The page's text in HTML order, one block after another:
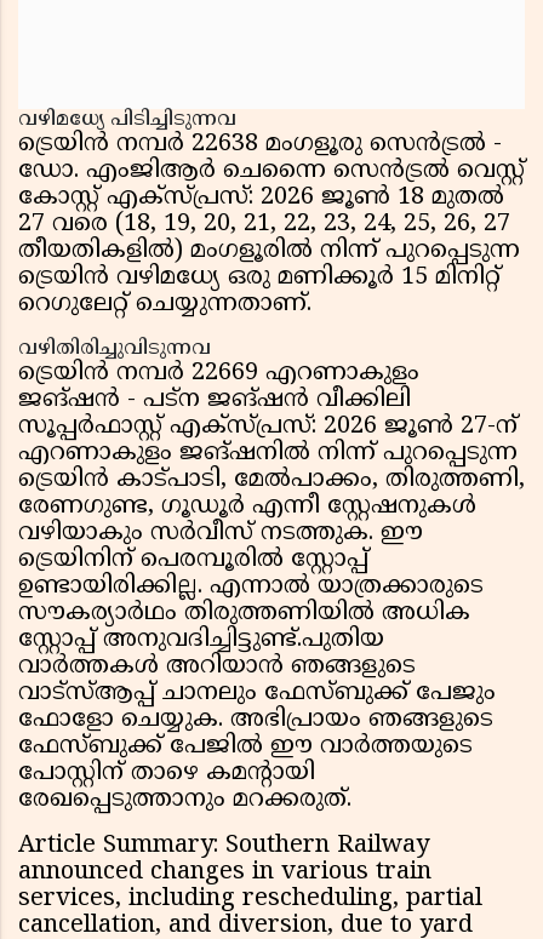
വഴിമധ്യേ പിടിച്ചിടുന്നവ
ട്രെയിൻ നമ്പർ 22638 മംഗളൂരു സെൻട്രൽ -
ഡോ. എംജിആർ ചെന്നൈ സെൻട്രൽ വെസ്റ്റ്
കോസ്റ്റ് എക്സ്പ്രസ്: 2026 ജൂൺ 18 മുതൽ
27 വരെ (18, 19, 20, 21, 22, 23, 24, 25, 26, 27
തീയതികളിൽ) മംഗളൂരിൽ നിന്ന് പുറപ്പെടുന്ന
ട്രെയിൻ വഴിമധ്യേ ഒരു മണിക്കൂർ 15 മിനിറ്റ്
റെഗുലേറ്റ് ചെയ്യുന്നതാണ്.
വഴിതിരിച്ചുവിടുന്നവ
ട്രെയിൻ നമ്പർ 22669 എറണാകുളം
ജങ്ഷൻ - പട്ന ജങ്ഷൻ വീക്കിലി
സൂപ്പർഫാസ്റ്റ് എക്സ്പ്രസ്: 2026 ജൂൺ 27-ന്
എറണാകുളം ജങ്ഷനിൽ നിന്ന് പുറപ്പെടുന്ന
ട്രെയിൻ കാട്പാടി, മേൽപാക്കം, തിരുത്തണി,
രേണഗുണ്ട, ഗൂഡൂർ എന്നീ സ്റ്റേഷനുകൾ
വഴിയാകും സർവീസ് നടത്തുക. ഈ
ട്രെയിനിന് പെരമ്പൂരിൽ സ്റ്റോപ്പ്
ഉണ്ടായിരിക്കില്ല. എന്നാൽ യാത്രക്കാരുടെ
സൗകര്യാർഥം തിരുത്തണിയിൽ അധിക
സ്റ്റോപ്പ് അനുവദിച്ചിട്ടുണ്ട്.പുതിയ
വാർത്തകൾ അറിയാൻ ഞങ്ങളുടെ
വാട്സ്ആപ്പ് ചാനലും ഫേസ്ബുക്ക് പേജും
ഫോളോ ചെയ്യുക. അഭിപ്രായം ഞങ്ങളുടെ
ഫേസ്ബുക്ക് പേജിൽ ഈ വാർത്തയുടെ
പോസ്റ്റിന് താഴെ കമന്റായി
രേഖപ്പെടുത്താനും മറക്കരുത്.
Article Summary: Southern Railway
announced changes in various train
services, including rescheduling, partial
cancellation, and diversion, due to yard